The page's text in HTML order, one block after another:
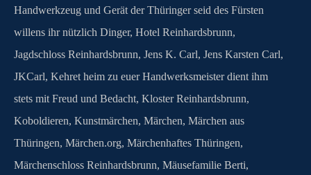
Handwerkzeug und Gerät der Thüringer seid des Fürsten
willens ihr nützlich Dinger, Hotel Reinhardsbrunn,
Jagdschloss Reinhardsbrunn, Jens K. Carl, Jens Karsten Carl,
JKCarl, Kehret heim zu euer Handwerksmeister dient ihm
stets mit Freud und Bedacht, Kloster Reinhardsbrunn,
Koboldieren, Kunstmärchen, Märchen, Märchen aus
Thüringen, Märchen.org, Märchenhaftes Thüringen,
Märchenschloss Reinhardsbrunn, Mäusefamilie Berti,